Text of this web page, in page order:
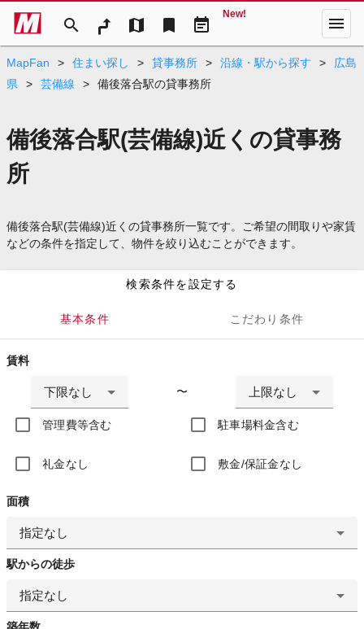
search map bookmark event_note
New! menu
MapFan > 住まい探し > 貸事務所 > 沿線・駅から探す >
広島
県
> 芸備線 > 備後落合駅の貸事務所
備後落合駅(芸備線)近くの貸事務
所
備後落合駅(芸備線)近くの貸事務所一覧です。ご希望の間取りや家賃
などの条件を指定して、物件を絞り込むことができます。
検索条件を設定する
基本条件 こだわり条件
賃料
下限なし 〜 上限なし
管理費等含む 駐車場料金含む
礼金なし 敷金/保証金なし
面積
指定なし
駅からの徒歩
指定なし
築年数